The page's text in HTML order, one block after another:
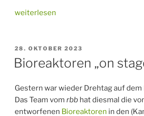
„Mosaikmahd
Weg“
weiterlesen
VERÖFFENTLICHT
AM
28. OKTOBER 2023
Bioreaktoren „on
Gestern war wieder Drehtag auf dem
Das Team vom rbb hat diesmal die
entworfenen Bioreaktoren in den